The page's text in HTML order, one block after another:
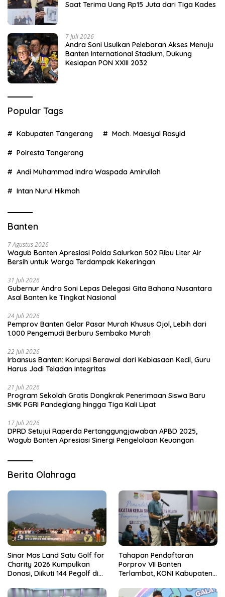
Saat Terima Uang Rp15 Juta dari Tiga Kades
7 Juli 2026
Andra Soni Usulkan Pelebaran Akses Menuju
Banten International Stadium, Dukung
Kesiapan PON XXIII 2032
Popular Tags
Kabupaten Tangerang Moch. Maesyal Rasyid
Polresta Tangerang
Andi Muhammad Indra Waspada Amirullah
Intan Nurul Hikmah
Banten
7 Agustus 2026
Wagub Banten Apresiasi Polda Salurkan 502 Ribu Liter Air
Bersih untuk Warga Terdampak Kekeringan
31 Juli 2026
Gubernur Andra Soni Lepas Delegasi Gita Bahana Nusantara
Asal Banten ke Tingkat Nasional
24 Juli 2026
Pemprov Banten Gelar Pasar Murah Khusus Ojol, Lebih dari
1.000 Pengemudi Berburu Sembako Murah
22 Juli 2026
Irbansus Banten: Korupsi Berawal dari Kebiasaan Kecil, Guru
Harus Jadi Teladan Integritas
21 Juli 2026
Program Sekolah Gratis Dongkrak Penerimaan Siswa Baru
SMK PGRI Pandeglang hingga Tiga Kali Lipat
17 Juli 2026
DPRD Setujui Raperda Pertanggungjawaban APBD 2025,
Wagub Banten Apresiasi Sinergi Pengelolaan Keuangan
Berita Olahraga
Sinar Mas Land Satu Golf for
Charity 2026 Kumpulkan
Donasi, Diikuti 144 Pegolf di
Tahapan Pendaftaran
Porprov VII Banten
Terlambat, KONI Kabupaten
Kesiapan Panitia